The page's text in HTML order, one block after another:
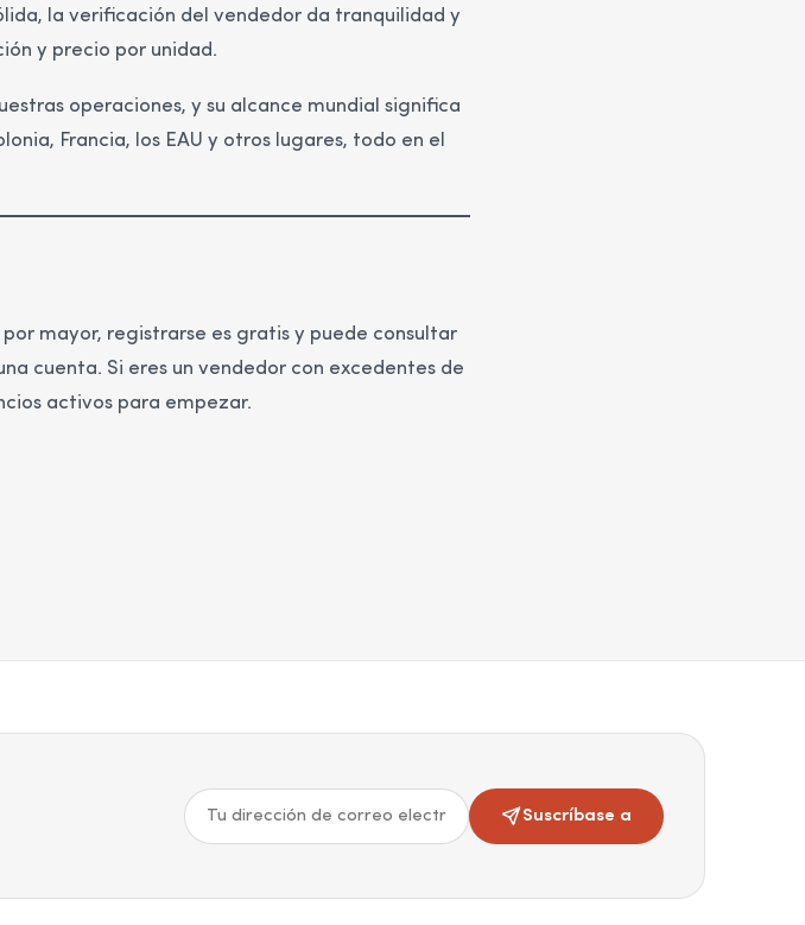
la verificación del vendedor da tranquilidad y
y precio por unidad.
operaciones, y su alcance mundial significa
Francia, los EAU y otros lugares, todo en el
mayor, registrarse es gratis y puede consultar
cuenta. Si eres un vendedor con excedentes de
activos para empezar.
Suscríbase a